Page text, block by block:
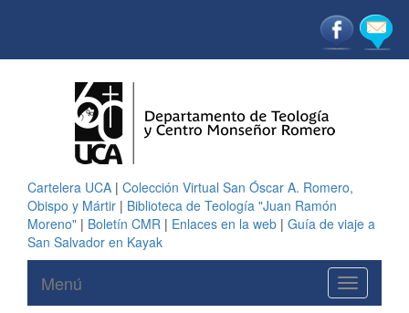
Cartelera UCA | Colección Virtual San Óscar A. Romero,
Obispo y Mártir | Biblioteca de Teología "Juan Ramón
Moreno" | Boletín CMR | Enlaces en la web | Guía de viaje a
San Salvador en Kayak
Toggle
navigation
Menú